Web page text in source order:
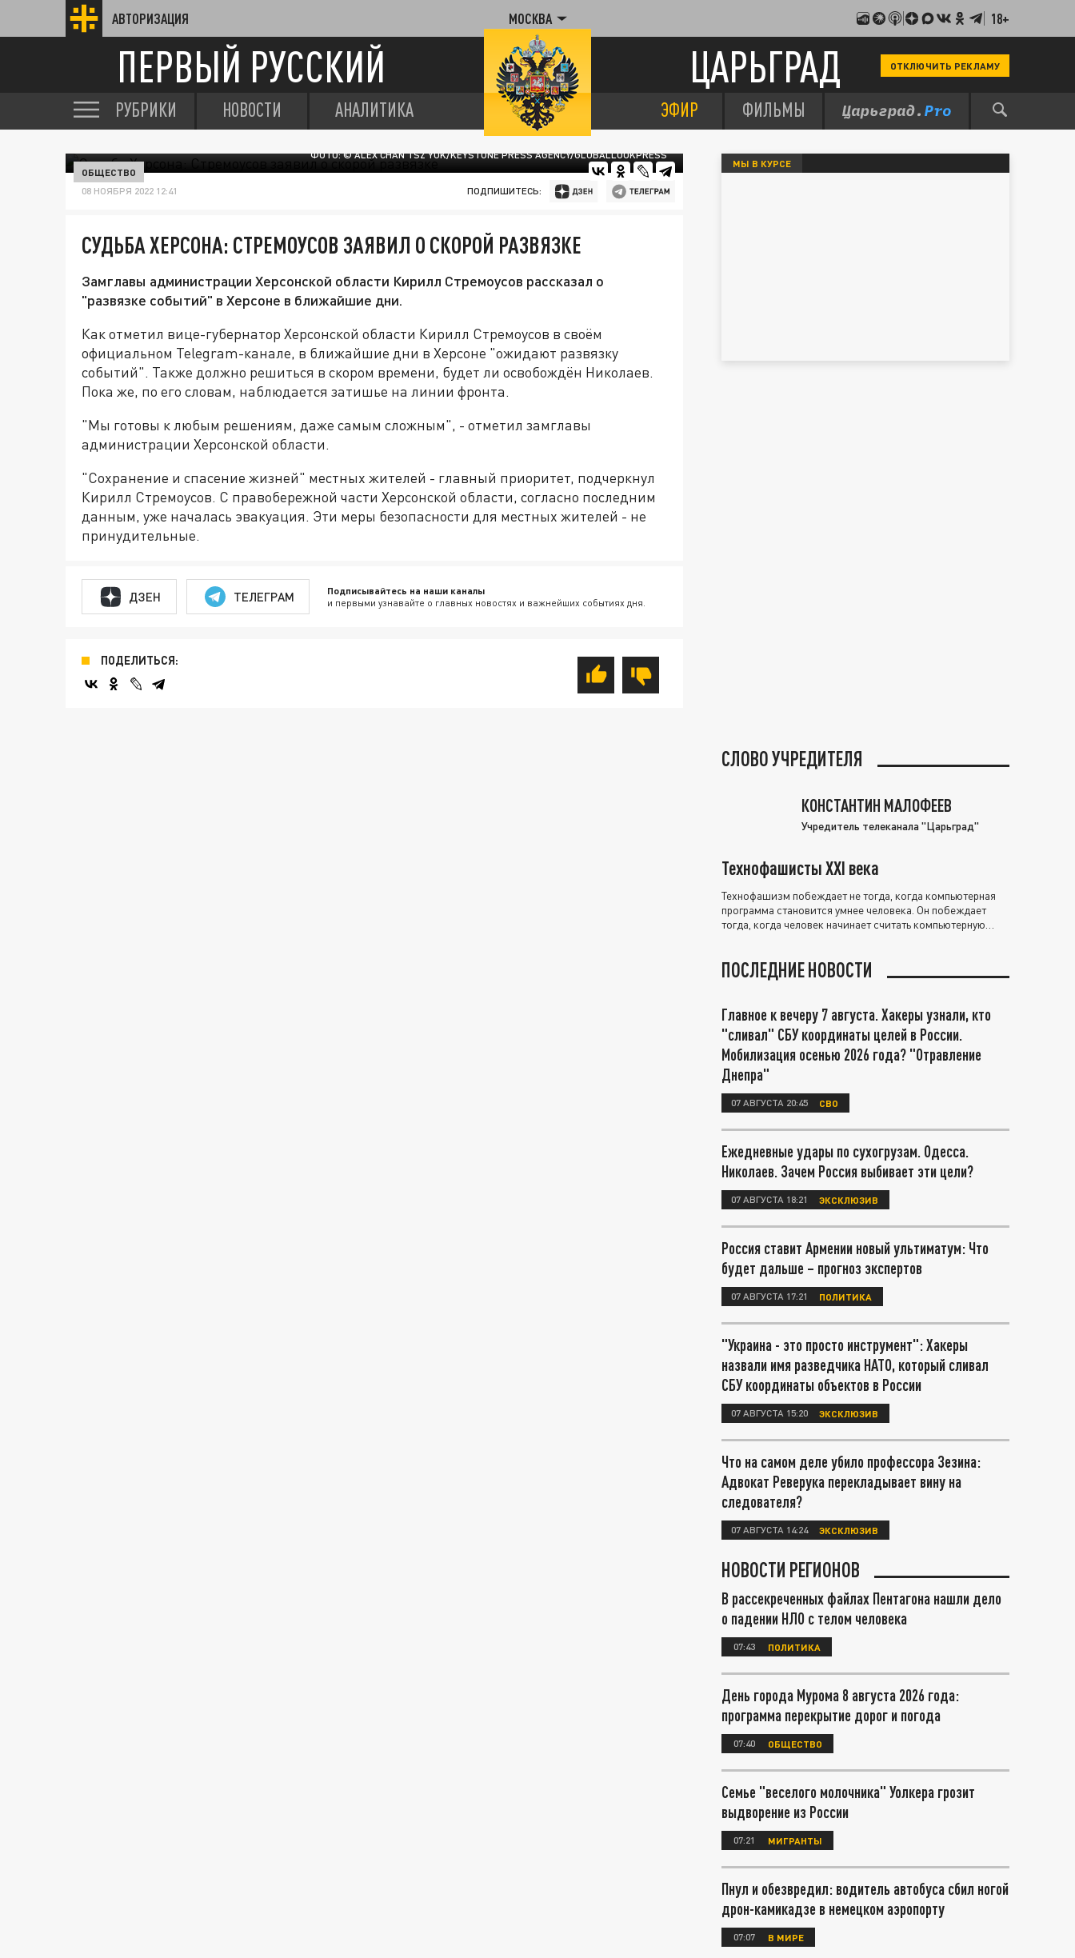
АВТОРИЗАЦИЯ МОСКВА 18+
ПЕРВЫЙ РУССКИЙ ЦАРЬГРАД ОТКЛЮЧИТЬ РЕКЛАМУ
РУБРИКИ НОВОСТИ АНАЛИТИКА ЭФИР ФИЛЬМЫ
ФОТО: © ALEX CHAN TSZ YUK/KEYSTONE PRESS AGENCY/GLOBALLOOKPRESS
ОБЩЕСТВО
08 НОЯБРЯ 2022 12:41 ПОДПИШИТЕСЬ:
СУДЬБА ХЕРСОНА: СТРЕМОУСОВ ЗАЯВИЛ О СКОРОЙ РАЗВЯЗКЕ
Замглавы администрации Херсонской области Кирилл Стремоусов рассказал о
"развязке событий" в Херсоне в ближайшие дни.
Как отметил вице-губернатор Херсонской области Кирилл Стремоусов в своём
официальном Telegram-канале, в ближайшие дни в Херсоне "ожидают развязку
событий". Также должно решиться в скором времени, будет ли освобождён Николаев.
Пока же, по его словам, наблюдается затишье на линии фронта.
"Мы готовы к любым решениям, даже самым сложным", - отметил замглавы
администрации Херсонской области.
"Сохранение и спасение жизней" местных жителей - главный приоритет, подчеркнул
Кирилл Стремоусов. С правобережной части Херсонской области, согласно последним
данным, уже началась эвакуация. Эти меры безопасности для местных жителей - не
принудительные.
ДЗЕН ТЕЛЕГРАМ Подписывайтесь на наши каналы
и первыми узнавайте о главных новостях и важнейших событиях дня.
ПОДЕЛИТЬСЯ:
МЫ В КУРСЕ
СЛОВО УЧРЕДИТЕЛЯ
КОНСТАНТИН МАЛОФЕЕВ
Учредитель телеканала "Царьград"
Технофашисты XXI века
Технофашизм побеждает не тогда, когда компьютерная
программа становится умнее человека. Он побеждает
тогда, когда человек начинает считать компьютерную
ПОСЛЕДНИЕ НОВОСТИ
Главное к вечеру 7 августа. Хакеры узнали, кто
"сливал" СБУ координаты целей в России.
Мобилизация осенью 2026 года? "Отравление
Днепра"
07 АВГУСТА 20:45 СВО
Ежедневные удары по сухогрузам. Одесса.
Николаев. Зачем Россия выбивает эти цели?
07 АВГУСТА 18:21 ЭКСКЛЮЗИВ
Россия ставит Армении новый ультиматум: Что
будет дальше – прогноз экспертов
07 АВГУСТА 17:21 ПОЛИТИКА
"Украина - это просто инструмент": Хакеры
назвали имя разведчика НАТО, который сливал
СБУ координаты объектов в России
07 АВГУСТА 15:20 ЭКСКЛЮЗИВ
Что на самом деле убило профессора Зезина:
Адвокат Реверука перекладывает вину на
следователя?
07 АВГУСТА 14:24 ЭКСКЛЮЗИВ
НОВОСТИ РЕГИОНОВ
В рассекреченных файлах Пентагона нашли дело
о падении НЛО с телом человека
07:43 ПОЛИТИКА
День города Мурома 8 августа 2026 года:
программа перекрытие дорог и погода
07:40 ОБЩЕСТВО
Семье "веселого молочника" Уолкера грозит
выдворение из России
07:21 МИГРАНТЫ
Пнул и обезвредил: водитель автобуса сбил ногой
дрон-камикадзе в немецком аэропорту
07:07 В МИРЕ